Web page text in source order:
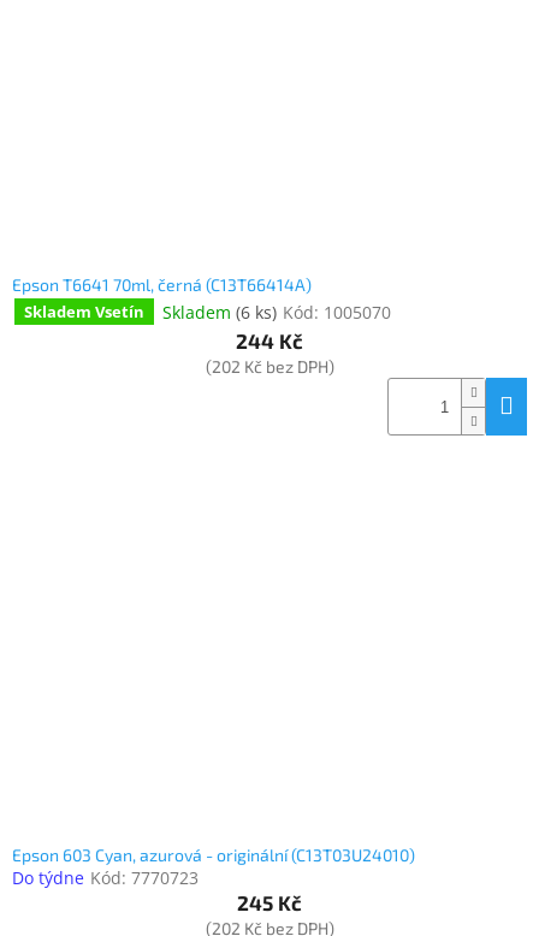
Epson T6641 70ml, černá (C13T66414A)
Skladem Vsetín Skladem (6 ks) Kód: 1005070
244 Kč
(202 Kč bez DPH)
Epson 603 Cyan, azurová - originální (C13T03U24010)
Do týdne Kód: 7770723
245 Kč
(202 Kč bez DPH)